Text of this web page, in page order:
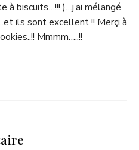
à biscuits…!!! )…j’ai mélangé
ils sont excellent !! Merçi à
Mmmm…..!!